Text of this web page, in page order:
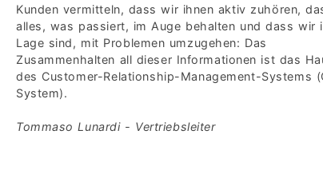
Kunden vermitteln, dass wir ihnen aktiv zuhören,
alles, was passiert, im Auge behalten und dass wir
Lage sind, mit Problemen umzugehen: Das
Zusammenhalten all dieser Informationen ist das
des Customer-Relationship-Management-Systems
System).
Tommaso Lunardi - Vertriebsleiter